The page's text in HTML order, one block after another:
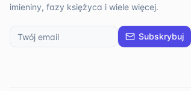
imieniny, fazy księżyca i wiele więcej.
Subskrybuj